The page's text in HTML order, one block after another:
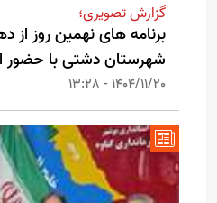
گزارش تصویری؛
برنامه های نهمین روز از
شهرستان دشتی با حضور
1404/11/20 - 13:28